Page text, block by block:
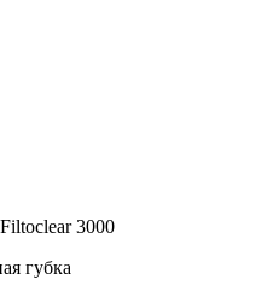
3000
губка